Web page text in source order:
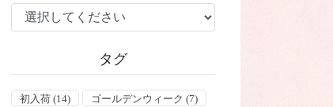
ー
タグ
初入荷 (14) ゴールデンウィーク (7)